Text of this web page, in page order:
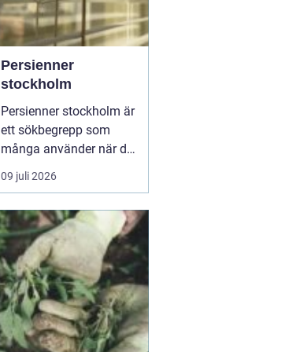
Persienner
stockholm
Persienner stockholm är
ett sökbegrepp som
många använder när de
letar efter praktiska och
snygga solskydd för
huvudstadsområdet.
Persienner har lång tid
varit ett självklart val för
den som vill kombinera
funktion, komfort och ...
09 juli 2026